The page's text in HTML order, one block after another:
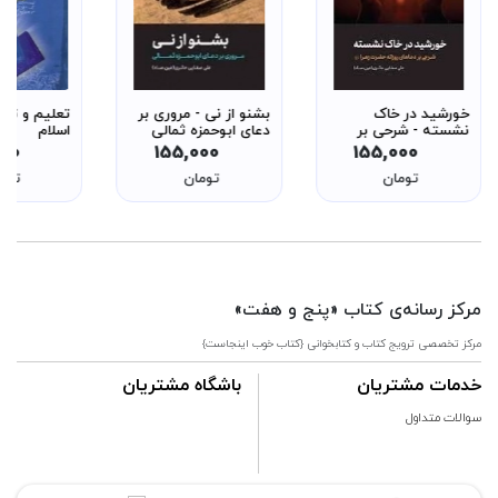
خورشید در خاک
نشسته - شرحی بر
دعاهای روزانه حضرت
زهرا س - ولایت و
155,000
تومان
بشنو از نی - مروری بر
دعای ابوحمزه ثمالی
155,000
تومان
تعلیم و
اسلام
مرکز رسانه‌ی کتاب «پنج و هفت»
مرکز تخصصی ترویج کتاب و کتابخوانی {کتاب خوب اینجاست}
خدمات مشتریان
سوالات متداول
باشگاه مشتریان